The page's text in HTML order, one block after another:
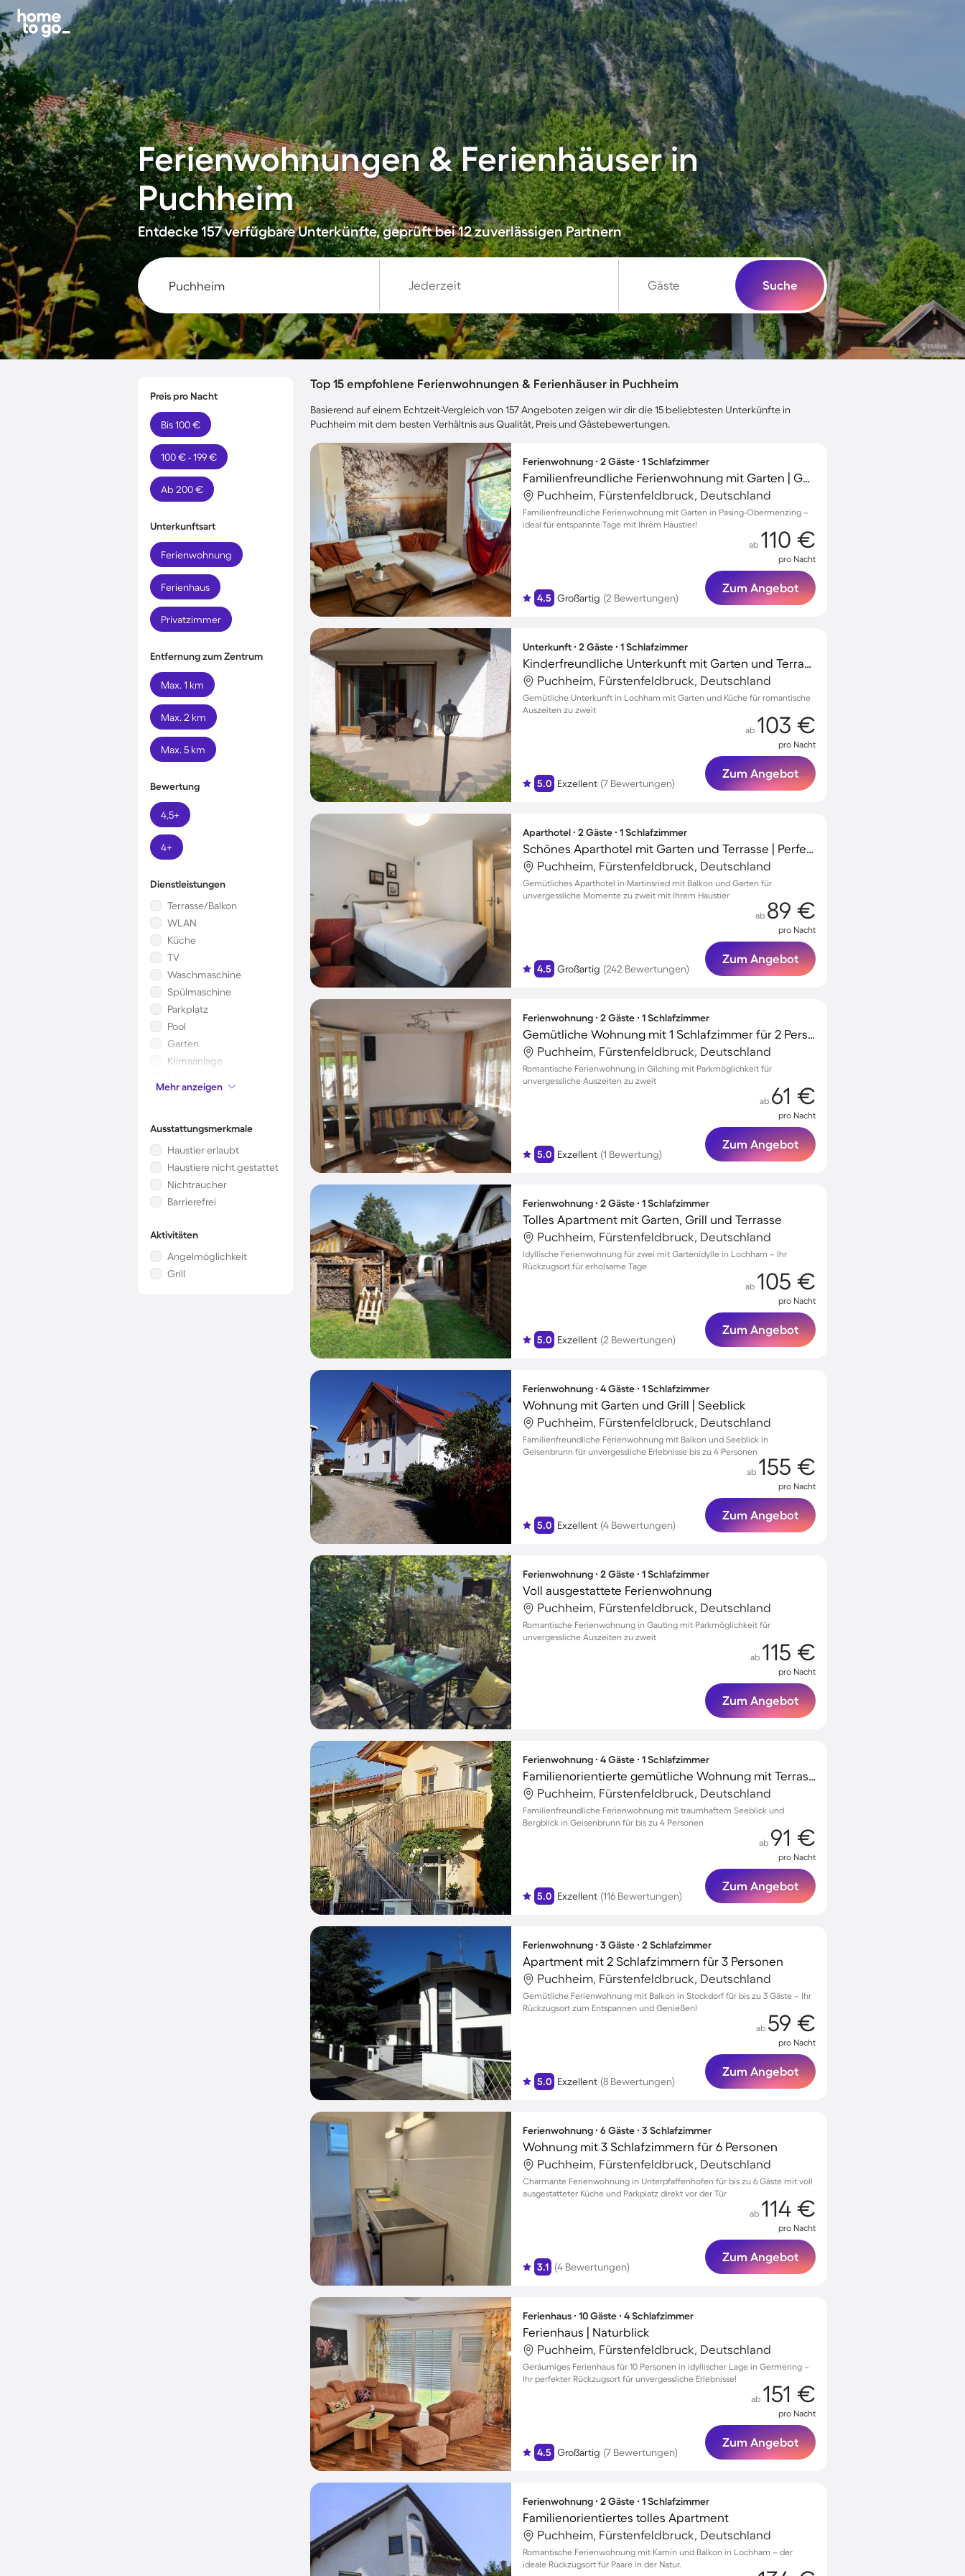
Ferienwohnungen & Ferienhäuser in
Puchheim
Entdecke 157 verfügbare Unterkünfte, geprüft bei 12 zuverlässigen Partnern
Jederzeit Gäste Suche
Preis pro Nacht
Bis 100 €
100 € - 199 €
Ab 200 €
Unterkunftsart
Ferienwohnung
Ferienhaus
Privatzimmer
Entfernung zum Zentrum
Max. 1 km
Max. 2 km
Max. 5 km
Bewertung
4,5+
4+
Dienstleistungen
Terrasse/Balkon
WLAN
Küche
TV
Waschmaschine
Spülmaschine
Parkplatz
Pool
Garten
Klimaanlage
Mikrowelle
Kinderbett
Mehr anzeigen
Ausstattungsmerkmale
Haustier erlaubt
Haustiere nicht gestattet
Nichtraucher
Barrierefrei
Aktivitäten
Angelmöglichkeit
Grill
Top 15 empfohlene Ferienwohnungen & Ferienhäuser in Puchheim
Basierend auf einem Echtzeit-Vergleich von 157 Angeboten zeigen wir dir die 15 beliebtesten Unterkünfte in
Puchheim mit dem besten Verhältnis aus Qualität, Preis und Gästebewertungen.
Ferienwohnung ∙ 2 Gäste ∙ 1 Schlafzimmer
Familienfreundliche Ferienwohnung mit Garten | Gartenblick | Haustierfreundlich
Puchheim, Fürstenfeldbruck, Deutschland
Familienfreundliche Ferienwohnung mit Garten in Pasing-Obermenzing –
ideal für entspannte Tage mit Ihrem Haustier!
4.5 Großartig (2 Bewertungen)
ab 110 €
pro Nacht
Zum Angebot
Unterkunft ∙ 2 Gäste ∙ 1 Schlafzimmer
Kinderfreundliche Unterkunft mit Garten und Terrasse
Puchheim, Fürstenfeldbruck, Deutschland
Gemütliche Unterkunft in Lochham mit Garten und Küche für romantische
Auszeiten zu zweit
5.0 Exzellent (7 Bewertungen)
ab 103 €
pro Nacht
Zum Angebot
Aparthotel ∙ 2 Gäste ∙ 1 Schlafzimmer
Schönes Aparthotel mit Garten und Terrasse | Perfekt für die Arbeit von Zuhause | Hunde erlaubt
Puchheim, Fürstenfeldbruck, Deutschland
Gemütliches Aparthotel in Martinsried mit Balkon und Garten für
unvergessliche Momente zu zweit mit Ihrem Haustier
4.5 Großartig (242 Bewertungen)
ab 89 €
pro Nacht
Zum Angebot
Ferienwohnung ∙ 2 Gäste ∙ 1 Schlafzimmer
Gemütliche Wohnung mit 1 Schlafzimmer für 2 Personen
Puchheim, Fürstenfeldbruck, Deutschland
Romantische Ferienwohnung in Gilching mit Parkmöglichkeit für
unvergessliche Auszeiten zu zweit
5.0 Exzellent (1 Bewertung)
ab 61 €
pro Nacht
Zum Angebot
Ferienwohnung ∙ 2 Gäste ∙ 1 Schlafzimmer
Tolles Apartment mit Garten, Grill und Terrasse
Puchheim, Fürstenfeldbruck, Deutschland
Idyllische Ferienwohnung für zwei mit Gartenidylle in Lochham – Ihr
Rückzugsort für erholsame Tage
5.0 Exzellent (2 Bewertungen)
ab 105 €
pro Nacht
Zum Angebot
Ferienwohnung ∙ 4 Gäste ∙ 1 Schlafzimmer
Wohnung mit Garten und Grill | Seeblick
Puchheim, Fürstenfeldbruck, Deutschland
Familienfreundliche Ferienwohnung mit Balkon und Seeblick in
Geisenbrunn für unvergessliche Erlebnisse bis zu 4 Personen
5.0 Exzellent (4 Bewertungen)
ab 155 €
pro Nacht
Zum Angebot
Ferienwohnung ∙ 2 Gäste ∙ 1 Schlafzimmer
Voll ausgestattete Ferienwohnung
Puchheim, Fürstenfeldbruck, Deutschland
Romantische Ferienwohnung in Gauting mit Parkmöglichkeit für
unvergessliche Auszeiten zu zweit
ab 115 €
pro Nacht
Zum Angebot
Ferienwohnung ∙ 4 Gäste ∙ 1 Schlafzimmer
Familienorientierte gemütliche Wohnung mit Terrasse | Bergblick
Puchheim, Fürstenfeldbruck, Deutschland
Familienfreundliche Ferienwohnung mit traumhaftem Seeblick und
Bergblick in Geisenbrunn für bis zu 4 Personen
5.0 Exzellent (116 Bewertungen)
ab 91 €
pro Nacht
Zum Angebot
Ferienwohnung ∙ 3 Gäste ∙ 2 Schlafzimmer
Apartment mit 2 Schlafzimmern für 3 Personen
Puchheim, Fürstenfeldbruck, Deutschland
Gemütliche Ferienwohnung mit Balkon in Stockdorf für bis zu 3 Gäste – Ihr
Rückzugsort zum Entspannen und Genießen!
5.0 Exzellent (8 Bewertungen)
ab 59 €
pro Nacht
Zum Angebot
Ferienwohnung ∙ 6 Gäste ∙ 3 Schlafzimmer
Wohnung mit 3 Schlafzimmern für 6 Personen
Puchheim, Fürstenfeldbruck, Deutschland
Charmante Ferienwohnung in Unterpfaffenhofen für bis zu 6 Gäste mit voll
ausgestatteter Küche und Parkplatz direkt vor der Tür
3.1 (4 Bewertungen)
ab 114 €
pro Nacht
Zum Angebot
Ferienhaus ∙ 10 Gäste ∙ 4 Schlafzimmer
Ferienhaus | Naturblick
Puchheim, Fürstenfeldbruck, Deutschland
Geräumiges Ferienhaus für 10 Personen in idyllischer Lage in Germering –
Ihr perfekter Rückzugsort für unvergessliche Erlebnisse!
4.5 Großartig (7 Bewertungen)
ab 151 €
pro Nacht
Zum Angebot
Ferienwohnung ∙ 2 Gäste ∙ 1 Schlafzimmer
Familienorientiertes tolles Apartment
Puchheim, Fürstenfeldbruck, Deutschland
Romantische Ferienwohnung mit Kamin und Balkon in Lochham – der
ideale Rückzugsort für Paare in der Natur.